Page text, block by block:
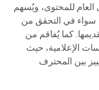
للمحتوى، ويُسهم
سواء في التحقق من
كما يُفاقم من
الإعلامية، حيث
بين المحترف